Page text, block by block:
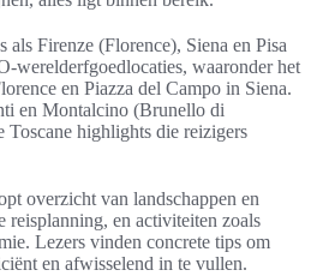
Firenze (Florence), Siena en Pisa
werelderfgoedlocaties, waaronder het
en Piazza del Campo in Siena.
en Montalcino (Brunello di
Toscane highlights die reizigers
overzicht van landschappen en
reisplanning, en activiteiten zoals
Lezers vinden concrete tips om
en afwisselend in te vullen.